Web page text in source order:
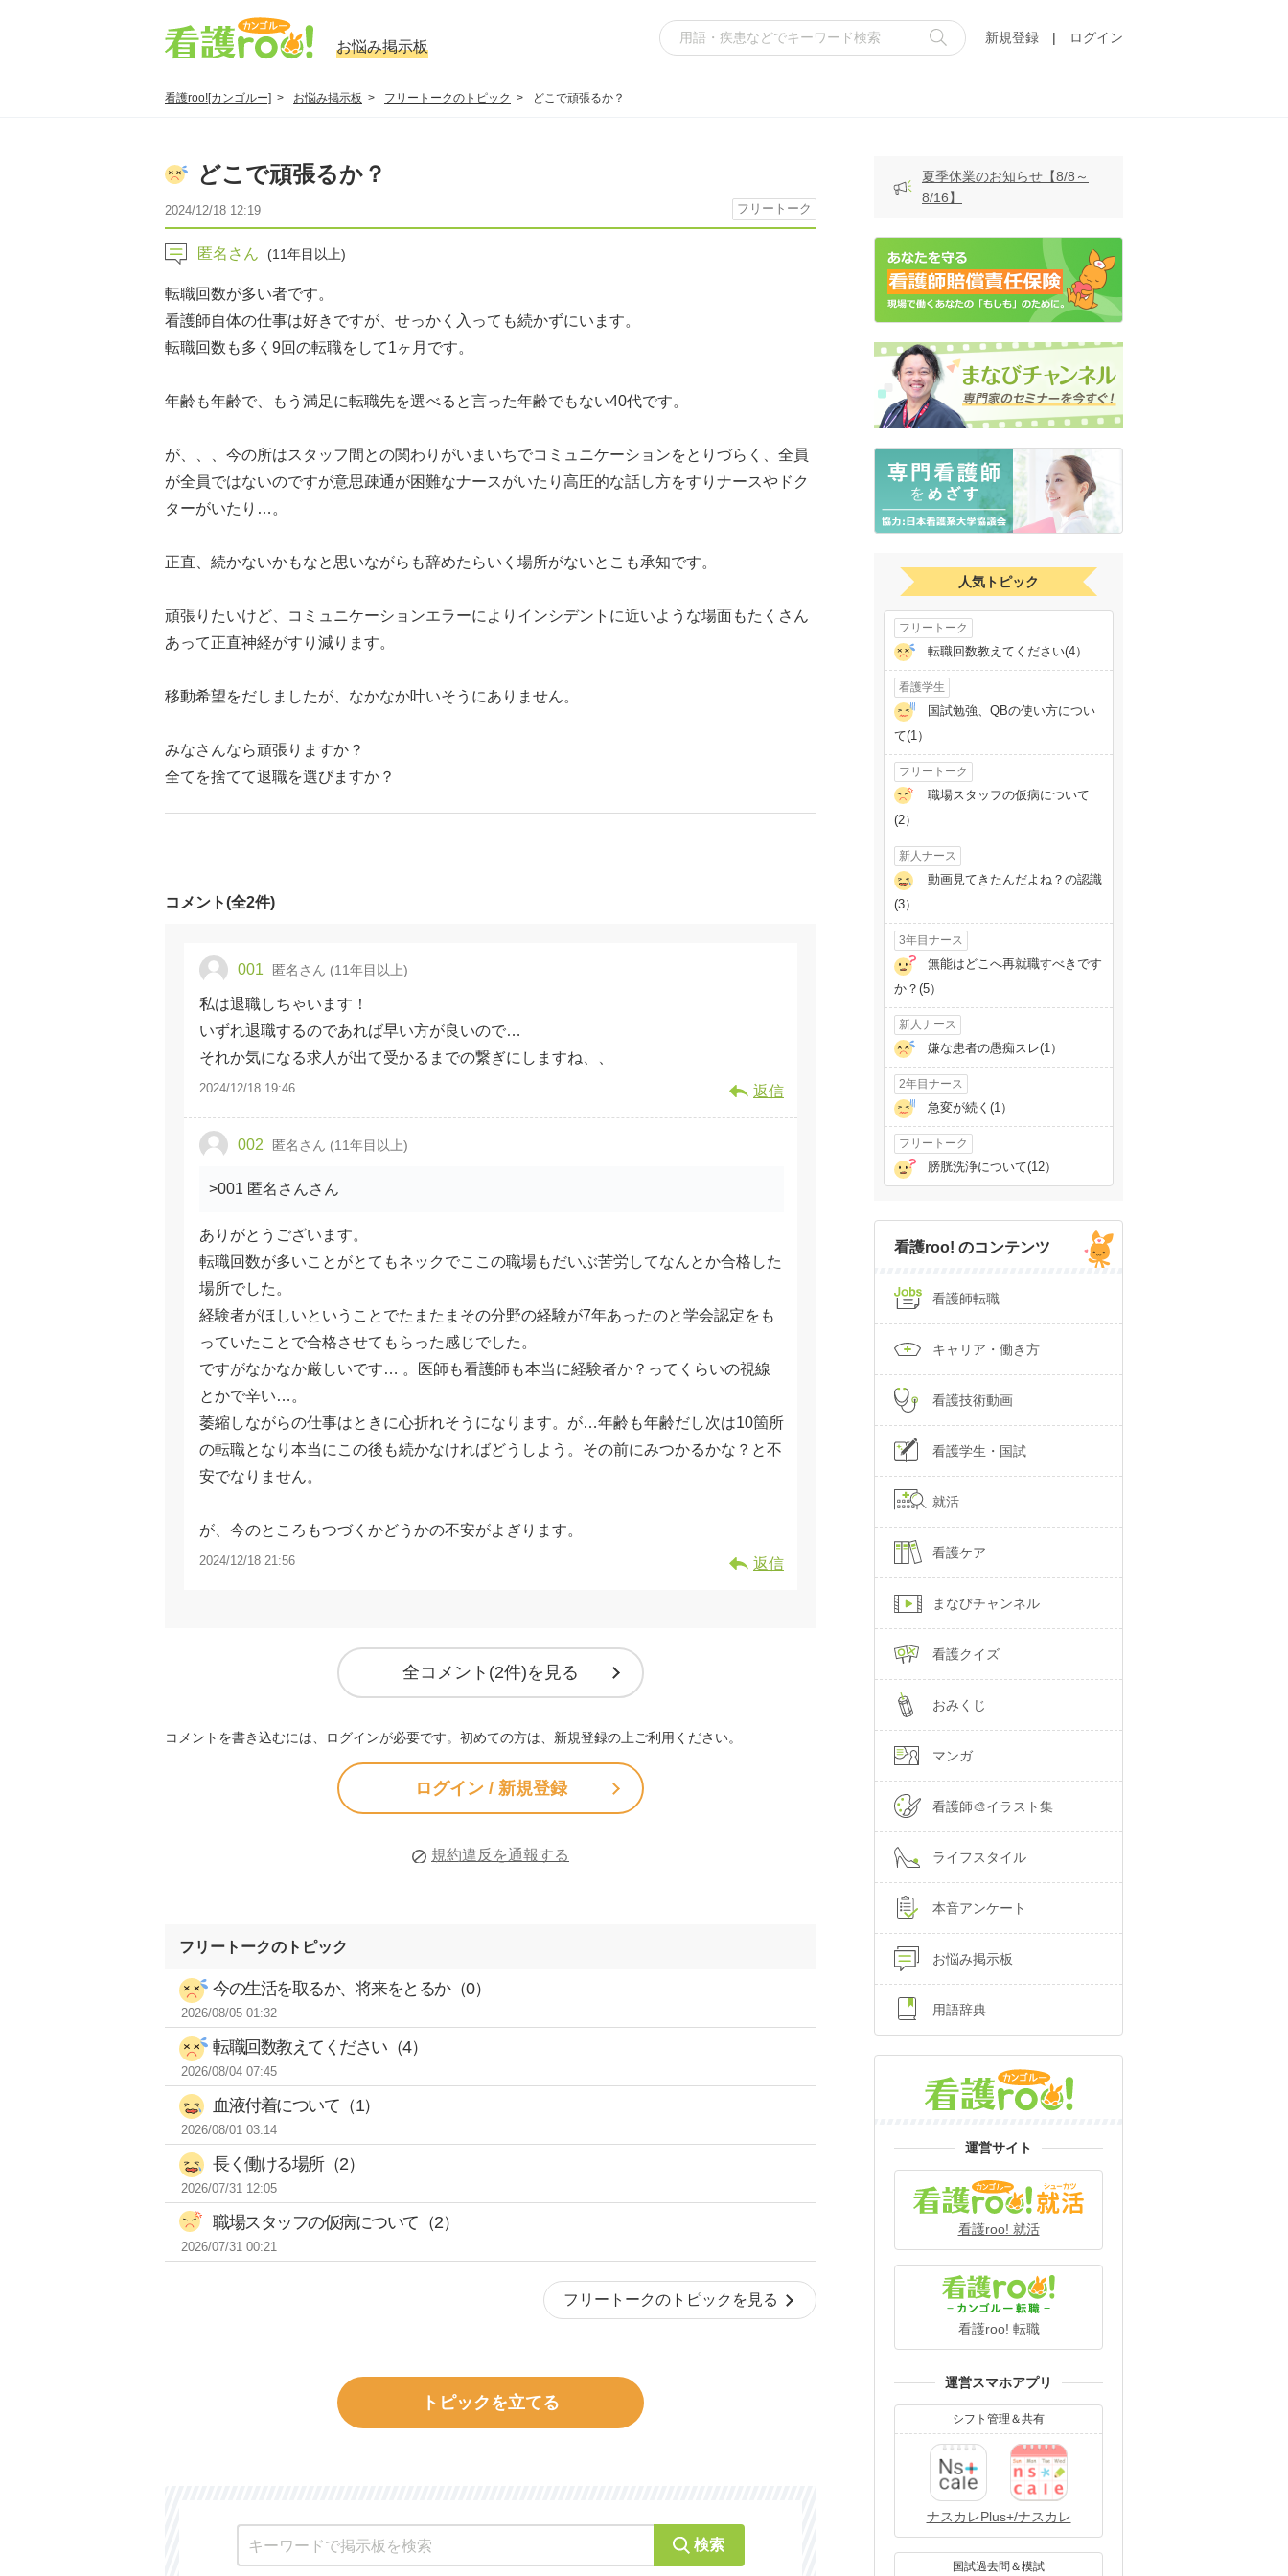
お悩み掲示板
新規登録 | ログイン
看護roo![カンゴルー] お悩み掲示板 フリートークのトピック どこで頑張るか？
どこで頑張るか？
2024/12/18 12:19 フリートーク
匿名さん (11年目以上)
転職回数が多い者です。
看護師自体の仕事は好きですが、せっかく入っても続かずにいます。
転職回数も多く9回の転職をして1ヶ月です。
年齢も年齢で、もう満足に転職先を選べると言った年齢でもない40代です。
が、、、今の所はスタッフ間との関わりがいまいちでコミュニケーションをとりづらく、全員
が全員ではないのですが意思疎通が困難なナースがいたり高圧的な話し方をすりナースやドク
ターがいたり…。
正直、続かないかもなと思いながらも辞めたらいく場所がないとこも承知です。
頑張りたいけど、コミュニケーションエラーによりインシデントに近いような場面もたくさん
あって正直神経がすり減ります。
移動希望をだしましたが、なかなか叶いそうにありません。
みなさんなら頑張りますか？
全てを捨てて退職を選びますか？
コメント(全2件)
001 匿名さん (11年目以上)
私は退職しちゃいます！
いずれ退職するのであれば早い方が良いので…
それか気になる求人が出て受かるまでの繋ぎにしますね、、
2024/12/18 19:46 返信
002 匿名さん (11年目以上)
>001 匿名さんさん
ありがとうございます。
転職回数が多いことがとてもネックでここの職場もだいぶ苦労してなんとか合格した
場所でした。
経験者がほしいということでたまたまその分野の経験が7年あったのと学会認定をも
っていたことで合格させてもらった感じでした。
ですがなかなか厳しいです… 。医師も看護師も本当に経験者か？ってくらいの視線
とかで辛い…。
萎縮しながらの仕事はときに心折れそうになります。が…年齢も年齢だし次は10箇所
の転職となり本当にこの後も続かなければどうしよう。その前にみつかるかな？と不
安でなりません。
が、今のところもつづくかどうかの不安がよぎります。
2024/12/18 21:56 返信
全コメント(2件)を見る
コメントを書き込むには、ログインが必要です。初めての方は、新規登録の上ご利用ください。
ログイン / 新規登録
規約違反を通報する
フリートークのトピック
今の生活を取るか、将来をとるか（0）
2026/08/05 01:32
転職回数教えてください（4）
2026/08/04 07:45
血液付着について（1）
2026/08/01 03:14
長く働ける場所（2）
2026/07/31 12:05
職場スタッフの仮病について（2）
2026/07/31 00:21
フリートークのトピックを見る
トピックを立てる
検索
夏季休業のお知らせ【8/8～
8/16】
人気トピック
フリートーク
転職回数教えてください(4）
看護学生
国試勉強、QBの使い方につい
て(1）
フリートーク
職場スタッフの仮病について
(2）
新人ナース
動画見てきたんだよね？の認識
(3）
3年目ナース
無能はどこへ再就職すべきです
か？(5）
新人ナース
嫌な患者の愚痴スレ(1）
2年目ナース
急変が続く(1）
フリートーク
膀胱洗浄について(12）
看護roo! のコンテンツ
看護師転職
キャリア・働き方
看護技術動画
看護学生・国試
就活
看護ケア
まなびチャンネル
看護クイズ
おみくじ
マンガ
看護師🎨イラスト集
ライフスタイル
本音アンケート
お悩み掲示板
用語辞典
運営サイト
看護roo! 就活
看護roo! 転職
運営スマホアプリ
シフト管理＆共有
ナスカレPlus+/ナスカレ
国試過去問＆模試